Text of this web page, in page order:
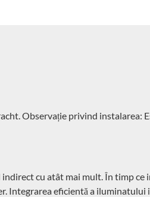
Observație privind instalarea:
cu atât mai mult. În timp
Integrarea eficientă a iluminatului